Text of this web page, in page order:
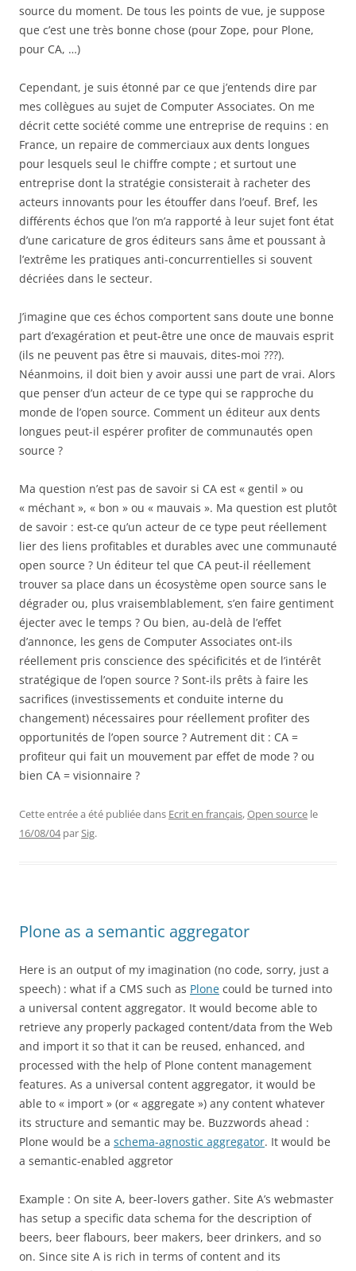
source du moment. De tous les points de vue, je suppose
que c’est une très bonne chose (pour Zope, pour Plone,
pour CA, …)
Cependant, je suis étonné par ce que j’entends dire par
mes collègues au sujet de Computer Associates. On me
décrit cette société comme une entreprise de requins : en
France, un repaire de commerciaux aux dents longues
pour lesquels seul le chiffre compte ; et surtout une
entreprise dont la stratégie consisterait à racheter des
acteurs innovants pour les étouffer dans l’oeuf. Bref, les
différents échos que l’on m’a rapporté à leur sujet font état
d’une caricature de gros éditeurs sans âme et poussant à
l’extrême les pratiques anti-concurrentielles si souvent
décriées dans le secteur.
J’imagine que ces échos comportent sans doute une bonne
part d’exagération et peut-être une once de mauvais esprit
(ils ne peuvent pas être si mauvais, dites-moi ???).
Néanmoins, il doit bien y avoir aussi une part de vrai. Alors
que penser d’un acteur de ce type qui se rapproche du
monde de l’open source. Comment un éditeur aux dents
longues peut-il espérer profiter de communautés open
source ?
Ma question n’est pas de savoir si CA est « gentil » ou
« méchant », « bon » ou « mauvais ». Ma question est plutôt
de savoir : est-ce qu’un acteur de ce type peut réellement
lier des liens profitables et durables avec une communauté
open source ? Un éditeur tel que CA peut-il réellement
trouver sa place dans un écosystème open source sans le
dégrader ou, plus vraisemblablement, s’en faire gentiment
éjecter avec le temps ? Ou bien, au-delà de l’effet
d’annonce, les gens de Computer Associates ont-ils
réellement pris conscience des spécificités et de l’intérêt
stratégique de l’open source ? Sont-ils prêts à faire les
sacrifices (investissements et conduite interne du
changement) nécessaires pour réellement profiter des
opportunités de l’open source ? Autrement dit : CA =
profiteur qui fait un mouvement par effet de mode ? ou
bien CA = visionnaire ?
Cette entrée a été publiée dans Ecrit en français,Open source le
16/08/04 parSig.
Plone as a semantic aggregator
Here is an output of my imagination (no code, sorry, just a
speech) : what if a CMS such as Plone could be turned into
a universal content aggregator. It would become able to
retrieve any properly packaged content/data from the Web
and import it so that it can be reused, enhanced, and
processed with the help of Plone content management
features. As a universal content aggregator, it would be
able to « import » (or « aggregate ») any content whatever
its structure and semantic may be. Buzzwords ahead :
Plone would be a schema-agnostic aggregator. It would be
a semantic-enabled aggretor
Example : On site A, beer-lovers gather. Site A’s webmaster
has setup a specific data schema for the description of
beers, beer flabours, beer makers, beer drinkers, and so
on. Since site A is rich in terms of content and its